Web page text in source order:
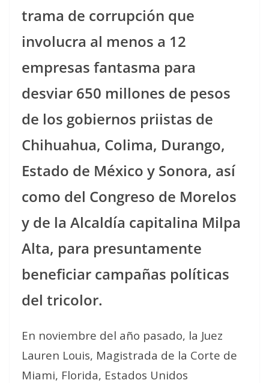
trama de corrupción que
involucra al menos a 12
empresas fantasma para
desviar 650 millones de pesos
de los gobiernos priistas de
Chihuahua, Colima, Durango,
Estado de México y Sonora, así
como del Congreso de Morelos
y de la Alcaldía capitalina Milpa
Alta, para presuntamente
beneficiar campañas políticas
del tricolor.
En noviembre del año pasado, la Juez
Lauren Louis, Magistrada de la Corte de
Miami, Florida, Estados Unidos